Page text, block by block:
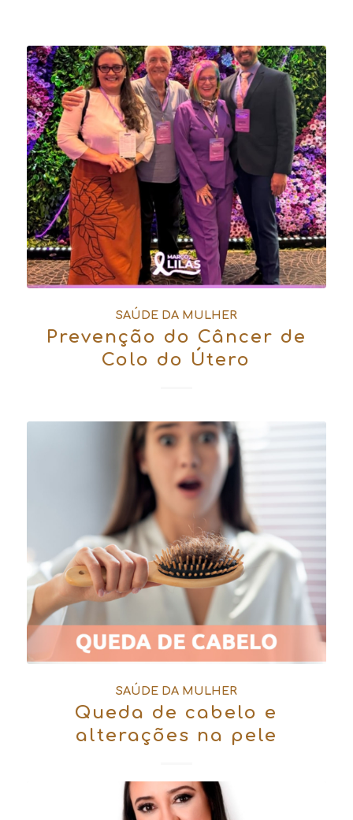
SAÚDE DA MULHER
Prevenção do Câncer de
Colo do Útero
SAÚDE DA MULHER
Queda de cabelo e
alterações na pele